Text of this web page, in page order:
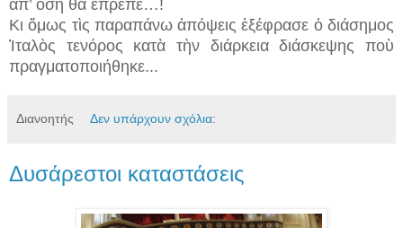
ἀπ’ ὅση θὰ ἔπρεπε…!
Κι ὅμως τὶς παραπάνω ἀπόψεις ἐξέφρασε ὁ διάσημος
Ἰταλὸς τενόρος κατὰ τὴν διάρκεια διάσκεψης ποὺ
πραγματοποιήθηκε...
Διανοητής Δεν υπάρχουν σχόλια:
Δυσάρεστοι καταστάσεις